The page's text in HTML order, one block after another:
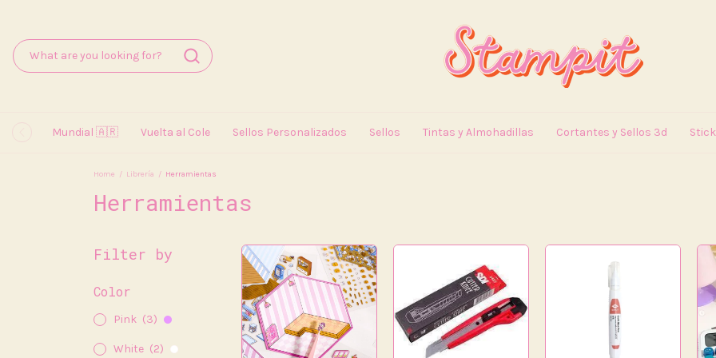
Mundial 🇦🇷 Vuelta al Cole Sellos Personalizados Sellos Tintas y Almohadillas Cortantes y Sellos 3d
Home / Librería / Herramientas
Herramientas
Filter by
Color
Pink (3)
White (2)